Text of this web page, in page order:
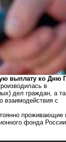
выплату ко Дню
в
дел граждан, а
взаимодействия с
проживающие
фонда